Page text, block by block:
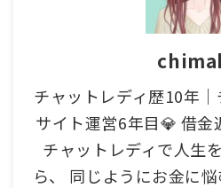
チャットレディ歴10年
サイト運営6年目💎 借金
チャットレディで人生
ら、 同じようにお金に